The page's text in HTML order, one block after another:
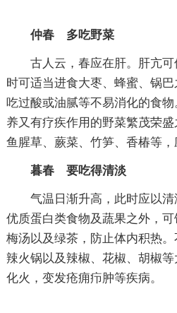
仲春 多吃野菜
古人云，春应在肝。肝亢
时可适当进食大枣、蜂蜜、锅
吃过酸或油腻等不易消化的食
养又有疗疾作用的野菜繁茂荣盛
鱼腥草、蕨菜、竹笋、香椿等，
暮春 要吃得清淡
气温日渐升高，此时应以
优质蛋白类食物及蔬果之外，
梅汤以及绿茶，防止体内积热
辣火锅以及辣椒、花椒、胡椒
化火，变发疮痈疖肿等疾病。